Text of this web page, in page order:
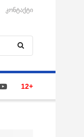
კონტაქტი
12+